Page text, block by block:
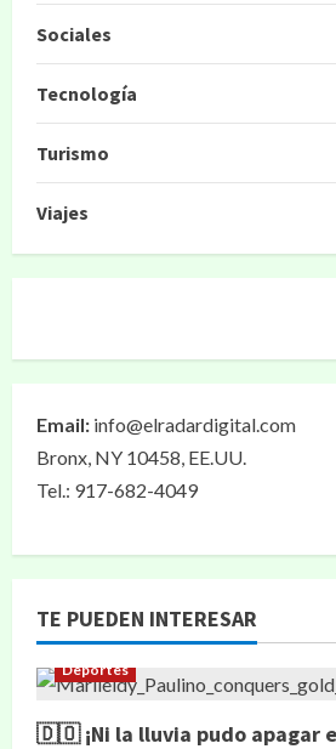
Sociales
Tecnología
Turismo
Viajes
Email: info@elradardigital.com
Bronx, NY 10458, EE.UU.
Tel.: 917-682-4049
TE PUEDEN INTERESAR
Deportes
🇩🇴 ¡Ni la lluvia pudo apagar